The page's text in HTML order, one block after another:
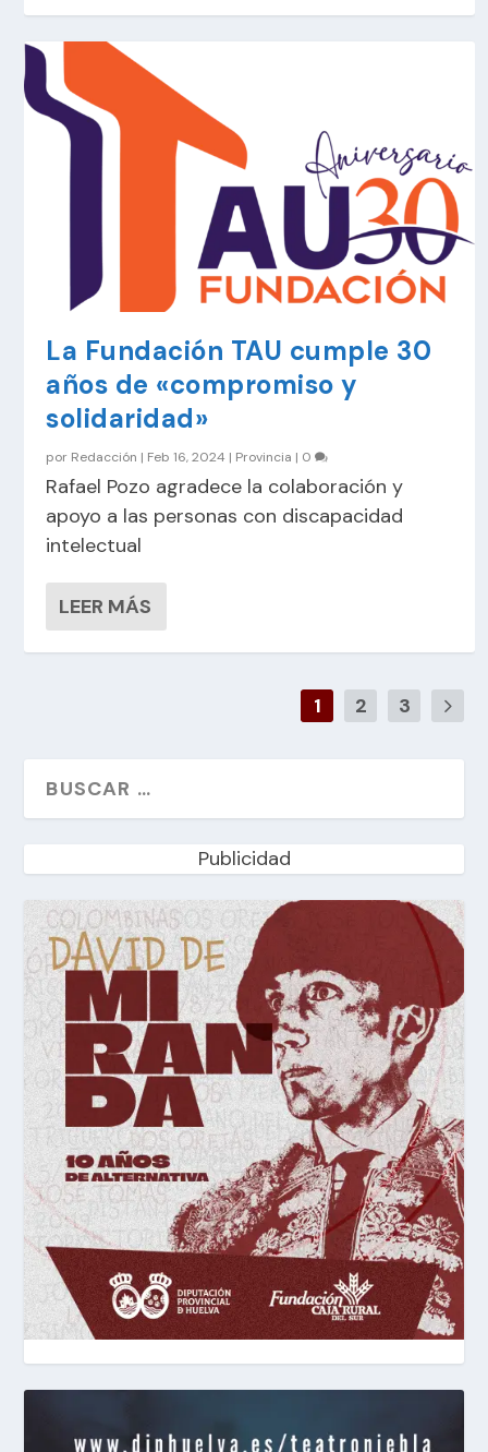
La Fundación TAU cumple 30
años de «compromiso y
solidaridad»
por Redacción | Feb 16, 2024 | Provincia | 0
Rafael Pozo agradece la colaboración y
apoyo a las personas con discapacidad
intelectual
LEER MÁS
1 2 3
Publicidad